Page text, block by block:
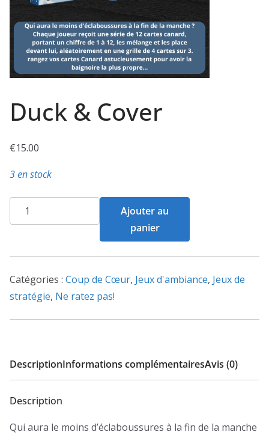
Duck & Cover
€15.00
3 en stock
quantité
de
&
Ajouter au
panier
Catégories : Coup de Cœur, Jeux d'ambiance, Jeux de
stratégie, Ne ratez pas!
DescriptionInformations complémentairesAvis (0)
Description
Qui aura le moins d’éclaboussures à la fin de la manche